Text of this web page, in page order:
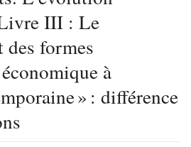
III : Le
des formes
à
» : différence